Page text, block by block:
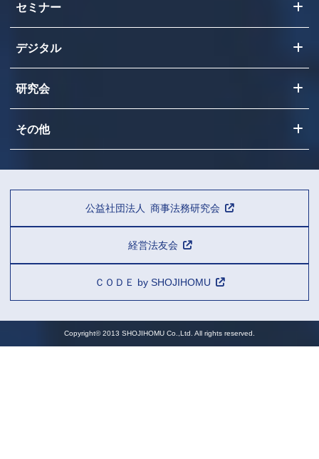
セミナー
デジタル
研究会
その他
公益社団法人 商事法務研究会
経営法友会
ＣＯＤＥ by SHOJIHOMU
Copyright© 2013 SHOJIHOMU Co.,Ltd. All rights reserved.